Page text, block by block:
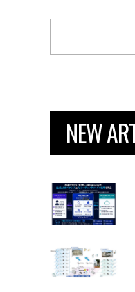
NEW